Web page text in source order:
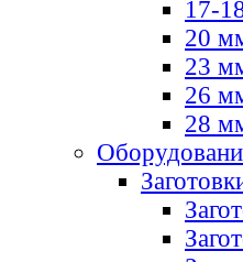
17-
20
23
26
28